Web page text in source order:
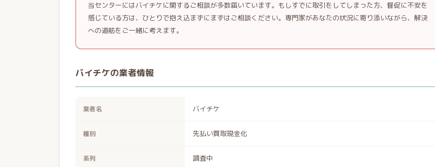
当センターにはバイチケに関するご相談が多数届いています。もしすでに取引をしてしまった方、督促に不安を
感じている方は、ひとりで抱え込まずにまずはご相談ください。専門家があなたの状況に寄り添いながら、解決
への道筋をご一緒に考えます。
バイチケの業者情報
業者名 バイチケ
種別 先払い買取現金化
系列 調査中